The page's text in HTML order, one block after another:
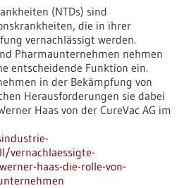
(NTDs) sind
die in ihrer
vernachlässigt werden.
Pharmaunternehmen nehmen
entscheidende Funktion ein.
in der Bekämpfung von
Herausforderungen sie dabei
Haas von der CureVac AG im
vernachlaessigte-
haas-die-rolle-von-